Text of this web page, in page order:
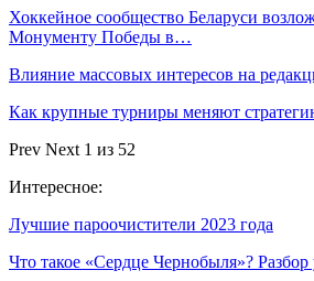
Хоккейное сообщество Беларуси
Монументу Победы в…
Влияние массовых интересов на
Как крупные турниры меняют
Prev Next 1 из 52
Интересное:
Лучшие пароочистители 2023 года
Что такое «Сердце Чернобыля»?